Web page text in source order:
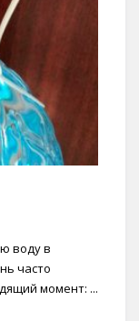
воду в
часто
момент: ...